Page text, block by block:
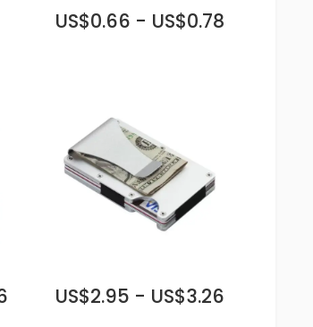
US$0.66 - US$0.78
US$2.95 - US$3.26